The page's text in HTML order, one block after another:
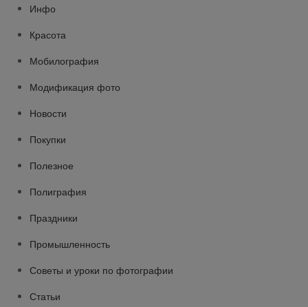
Инфо
Красота
Мобилография
Модификация фото
Новости
Покупки
Полезное
Полиграфия
Праздники
Промышленность
Советы и уроки по фотографии
Статьи